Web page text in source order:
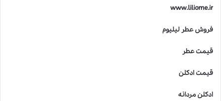
www.liliome.ir
فروش عطر لیلیوم
قیمت عطر
قیمت ادکلن
ادکلن مردانه